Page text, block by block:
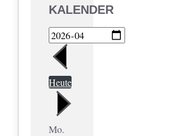
KALENDER
Heute
Mo.